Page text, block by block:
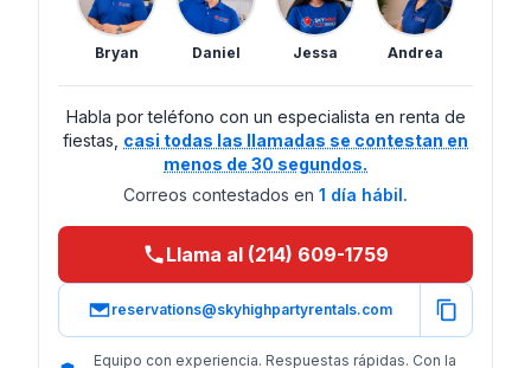
Bryan Daniel Jessa Andrea
Habla por teléfono con un especialista en renta de
fiestas, casi todas las llamadas se contestan en
menos de 30 segundos.
Correos contestados en 1 día hábil.
Llama al (214) 609-1759
reservations@skyhighpartyrentals.com
Equipo con experiencia. Respuestas rápidas. Con la